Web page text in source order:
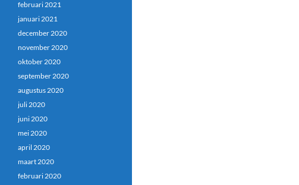
februari 2021
januari 2021
december 2020
november 2020
oktober 2020
september 2020
augustus 2020
juli 2020
juni 2020
mei 2020
april 2020
maart 2020
februari 2020